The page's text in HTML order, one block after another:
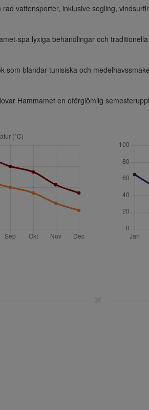
vattensporter, inklusive segling,
spa lyxiga behandlingar och
som blandar tunisiska och
Hammamet en oförglömlig